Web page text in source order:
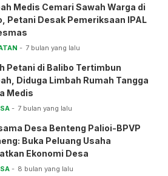
Medis Cemari Sawah Warga di
Petani Desak Pemeriksaan IPAL
7 bulan yang lalu
Petani di Balibo Tertimbun
Diduga Limbah Rumah Tangga
Medis
7 bulan yang lalu
Desa Benteng Palioi-BPVP
Buka Peluang Usaha
Ekonomi Desa
8 bulan yang lalu